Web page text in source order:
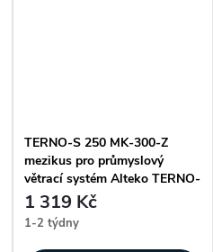
TERNO-S 250 MK-300-Z
mezikus pro průmyslový
větrací systém Alteko TERNO-
S
1 319 Kč
1-2 týdny